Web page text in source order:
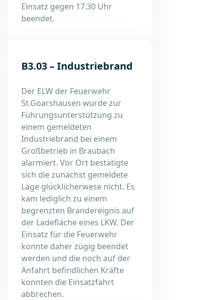
Einsatz gegen 17.30 Uhr
beendet.
B3.03 – Industriebrand
Der ELW der Feuerwehr
St.Goarshausen wurde zur
Führungsunterstützung zu
einem gemeldeten
Industriebrand bei einem
Großbetrieb in Braubach
alarmiert. Vor Ort bestätigte
sich die zunächst gemeldete
Lage glücklicherwese nicht. Es
kam lediglich zu einem
begrenzten Brandereignis auf
der Ladefläche eines LKW. Der
Einsatz für die Feuerwehr
konnte daher zügig beendet
werden und die noch auf der
Anfahrt befindlichen Kräfte
konnten die Einsatzfahrt
abbrechen.